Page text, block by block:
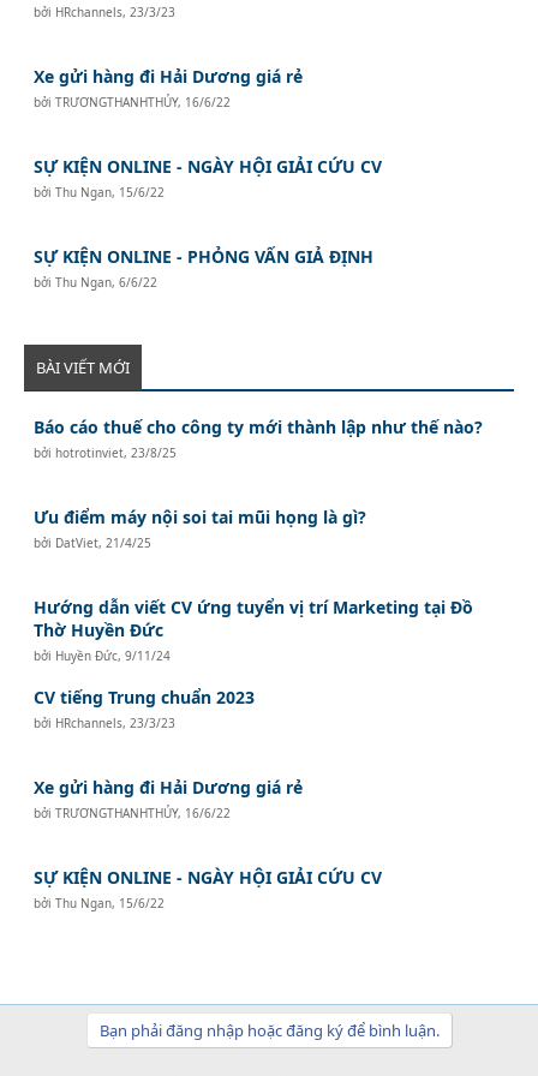
bởi HRchannels, 23/3/23
Xe gửi hàng đi Hải Dương giá rẻ
bởiTRƯƠNGTHANHTHỦY, 16/6/22
SỰ KIỆN ONLINE - NGÀY HỘI GIẢI CỨU CV
bởiThu Ngan, 15/6/22
SỰ KIỆN ONLINE - PHỎNG VẤN GIẢ ĐỊNH
bởiThu Ngan,6/6/22
BÀI VIẾT MỚI
Báo cáo thuế cho công ty mới thành lập như thế nào?
bởihotrotinviet, 23/8/25
Ưu điểm máy nội soi tai mũi họng là gì?
bởi DatViet, 21/4/25
Hướng dẫn viết CV ứng tuyển vị trí Marketing tại Đồ
Thờ Huyền Đức
bởi Huyền Đức,9/11/24
CV tiếng Trung chuẩn 2023
bởi HRchannels, 23/3/23
Xe gửi hàng đi Hải Dương giá rẻ
bởiTRƯƠNGTHANHTHỦY, 16/6/22
SỰ KIỆN ONLINE - NGÀY HỘI GIẢI CỨU CV
bởiThu Ngan, 15/6/22
Bạn phải đăng nhập hoặc đăng ký để bình luận.